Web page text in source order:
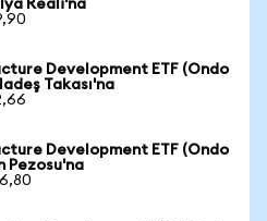
Reali'na
Development ETF (Ondo
Takası'na
Development ETF (Ondo
Pezosu'na